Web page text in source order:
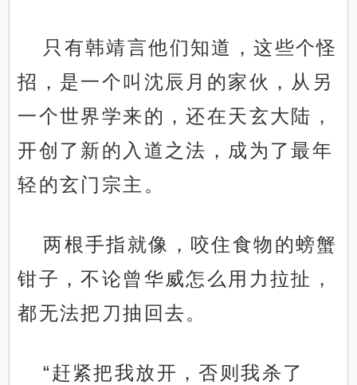
只有韩靖言他们知道，这些个怪
招，是一个叫沈辰月的家伙，从另
一个世界学来的，还在天玄大陆，
开创了新的入道之法，成为了最年
轻的玄门宗主。
两根手指就像，咬住食物的螃蟹
钳子，不论曾华威怎么用力拉扯，
都无法把刀抽回去。
“赶紧把我放开，否则我杀了